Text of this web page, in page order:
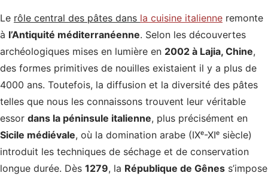
Le rôle central des pâtes dans la cuisine italienne remonte
à l’Antiquité méditerranéenne. Selon les découvertes
archéologiques mises en lumière en 2002 à Lajia, Chine,
des formes primitives de nouilles existaient il y a plus de
4000 ans. Toutefois, la diffusion et la diversité des pâtes
telles que nous les connaissons trouvent leur véritable
essor dans la péninsule italienne, plus précisément en
Sicile médiévale, où la domination arabe (IXᵉ-XIᵉ siècle)
introduit les techniques de séchage et de conservation
longue durée. Dès 1279, la République de Gênes s’impose